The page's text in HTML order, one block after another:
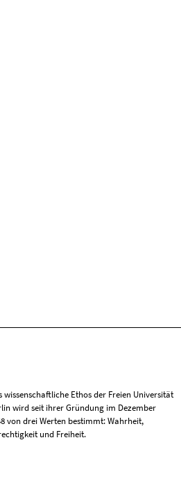
wissenschaftliche Ethos der Freien Universität
wird seit ihrer Gründung im Dezember
von drei Werten bestimmt: Wahrheit,
und Freiheit.